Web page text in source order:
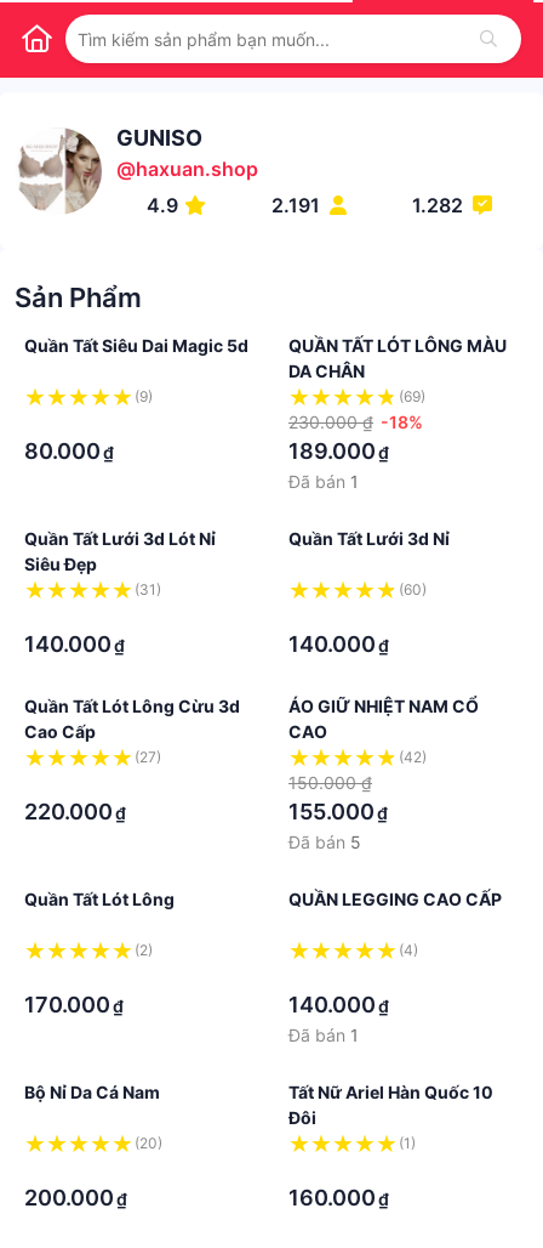
GUNISO
@haxuan.shop
4.9
2.191 1.282
Sản Phẩm
Quần Tất Siêu Dai Magic 5d
(9)
80.000₫
QUẦN TẤT LÓT LÔNG MÀU
DA CHÂN
(69)
230.000 ₫ -18%
189.000₫
Đã bán 1
Quần Tất Lưới 3d Lót Nỉ
Siêu Đẹp
(31)
140.000₫
Quần Tất Lưới 3d Nỉ
(60)
140.000₫
Quần Tất Lót Lông Cừu 3d
Cao Cấp
(27)
220.000₫
ÁO GIỮ NHIỆT NAM CỔ
CAO
(42)
150.000 ₫
155.000₫
Đã bán 5
Quần Tất Lót Lông
(2)
170.000₫
QUẦN LEGGING CAO CẤP
(4)
140.000₫
Đã bán 1
Bộ Nỉ Da Cá Nam
(20)
200.000₫
Tất Nữ Ariel Hàn Quốc 10
Đôi
(1)
160.000₫